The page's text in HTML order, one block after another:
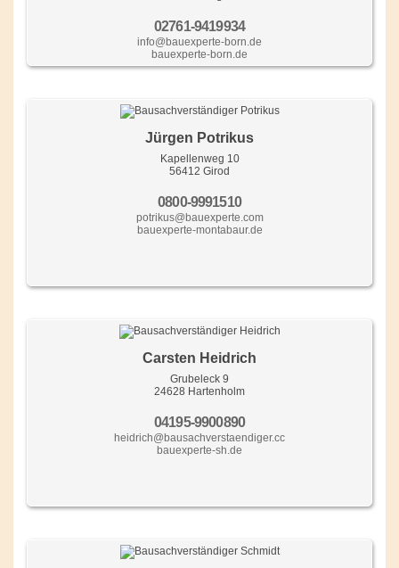
02761-9419934
info@bauexperte-born.de
bauexperte-born.de
Jürgen Potrikus
Kapellenweg 10
56412 Girod
0800-9991510
potrikus@bauexperte.com
bauexperte-montabaur.de
Carsten Heidrich
Grubeleck 9
24628 Hartenholm
04195-9900890
heidrich@bausachverstaendiger.cc
bauexperte-sh.de